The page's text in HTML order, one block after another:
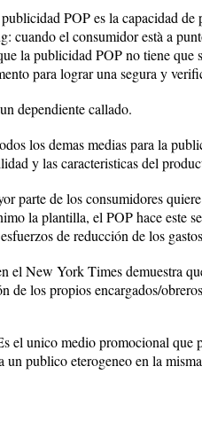
POP es la capacidad
cuando el consumidor està a
la publicidad POP no tiene que
para lograr una segura y
dependiente callado.
los demas medias para la
y las caracteristicas del
parte de los consumidores
la plantilla, el POP hace este
de reducción de los
el New York Times demuestra
de los propios encargados/
el unico medio promocional que
un publico eterogeneo en la